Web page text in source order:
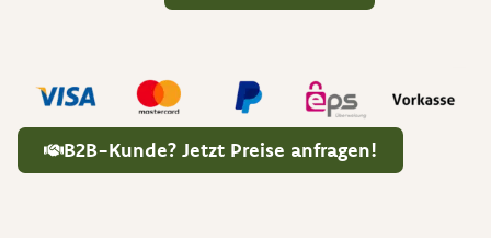
B2B-Kunde? Jetzt Preise anfragen!